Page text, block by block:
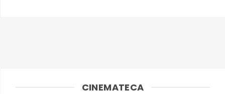
CINEMATECA